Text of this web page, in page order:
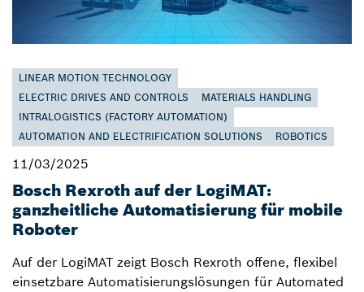
LINEAR MOTION TECHNOLOGY
ELECTRIC DRIVES AND CONTROLS
MATERIALS HANDLING
INTRALOGISTICS (FACTORY AUTOMATION)
AUTOMATION AND ELECTRIFICATION SOLUTIONS
ROBOTICS
11/03/2025
Bosch Rexroth auf der LogiMAT:
ganzheitliche Automatisierung für mobile
Roboter
Auf der LogiMAT zeigt Bosch Rexroth offene, flexibel
einsetzbare Automatisierungslösungen für Automated